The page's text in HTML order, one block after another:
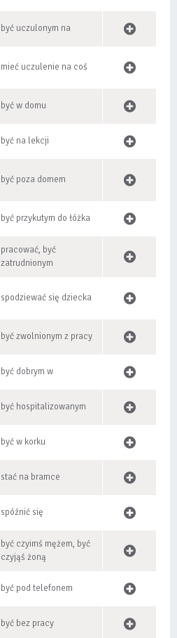
być uczulonym na
mieć uczulenie na coś
być w domu
być na lekcji
być poza domem
być przykutym do łóżka
pracować, być
zatrudnionym
spodziewać się dziecka
być zwolnionym z pracy
być dobrym w
być hospitalizowanym
być w korku
stać na bramce
spóźnić się
być czyimś mężem, być
czyjąś żoną
być pod telefonem
być bez pracy